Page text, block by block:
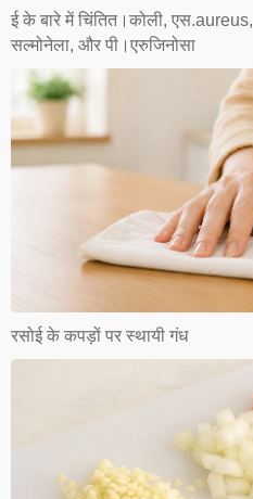
ई के बारे में चिंतित।कोली, एस.aureus,
सल्मोनेला, और पी।एरुजिनोसा
रसोई के कपड़ों पर स्थायी गंध